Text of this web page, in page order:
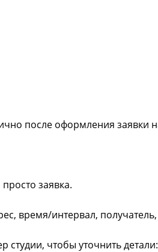
после оформления заявки
заявка.
время/интервал,
чтобы уточнить